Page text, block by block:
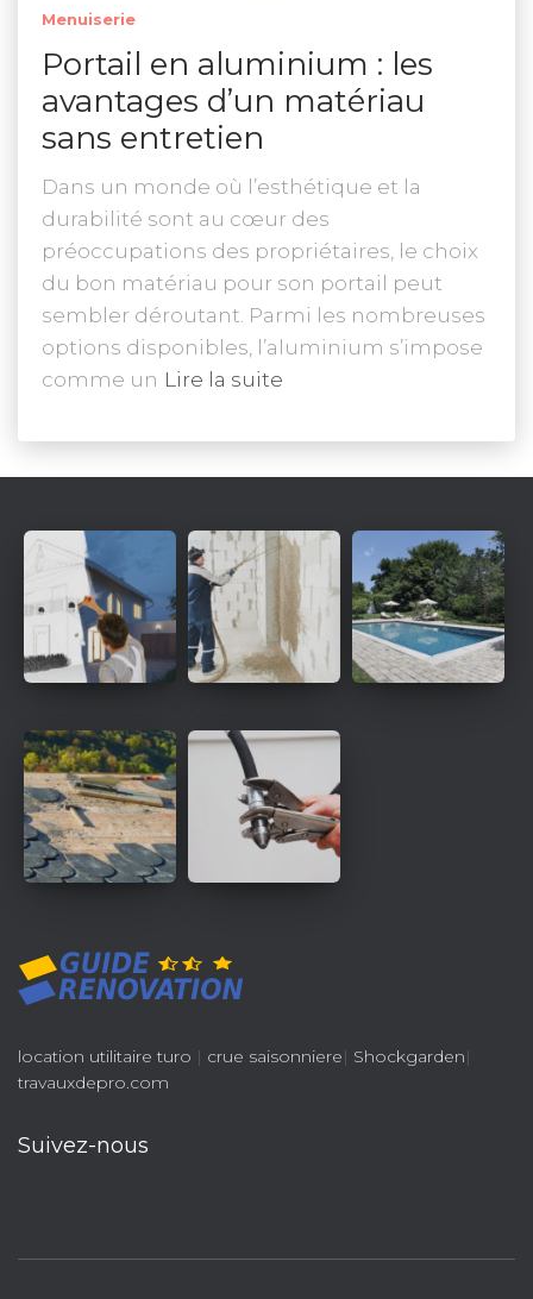
Menuiserie
Portail en aluminium : les
avantages d’un matériau
sans entretien
Dans un monde où l’esthétique et la
durabilité sont au cœur des
préoccupations des propriétaires, le choix
du bon matériau pour son portail peut
sembler déroutant. Parmi les nombreuses
options disponibles, l’aluminium s’impose
comme un Lire la suite
location utilitaire turo | crue saisonniere| Shockgarden|
travauxdepro.com
Suivez-nous